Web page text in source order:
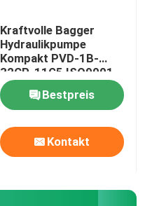
Kraftvolle Bagger
Hydraulikpumpe
Kompakt PVD-1B-
32CP-11G5 ISO9001
Bestpreis
Kontakt